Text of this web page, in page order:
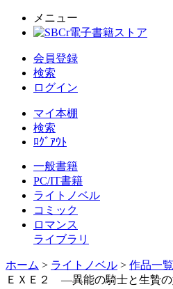
メニュー
会員登録
検索
ログイン
マイ本棚
検索
ﾛｸﾞｱｳﾄ
一般書籍
PC/IT書籍
ライトノベル
コミック
ロマンス
ライブラリ
ホーム > ライトノベル > 作品一覧
ＥＸＥ２ ―異能の騎士と生贄